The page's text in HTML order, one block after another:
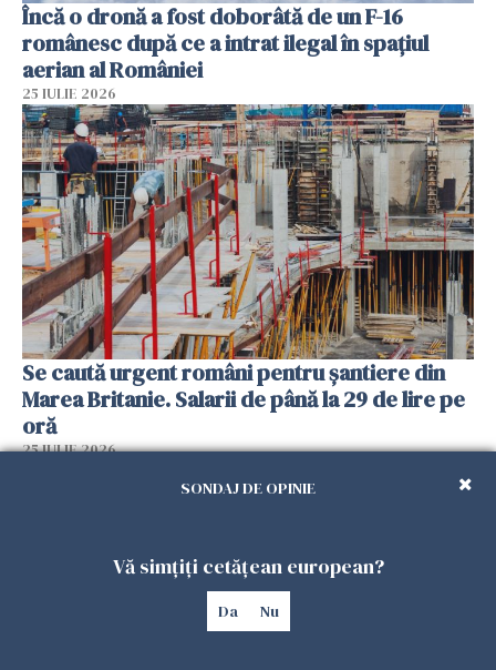
Încă o dronă a fost doborâtă de un F-16
românesc după ce a intrat ilegal în spațiul
aerian al României
25 IULIE 2026
Se caută urgent români pentru șantiere din
Marea Britanie. Salarii de până la 29 de lire pe
oră
25 IULIE 2026
SONDAJ DE OPINIE
Vă simțiți cetățean european?
Da Nu